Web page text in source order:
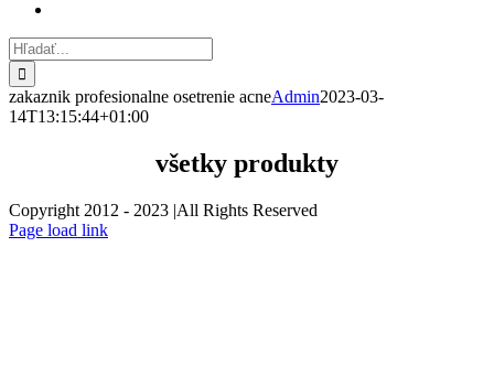
Hľadať:
zakaznik profesionalne osetrenie acneAdmin2023-03-
14T13:15:44+01:00
všetky produkty
Copyright 2012 - 2023 |All Rights Reserved
Facebook
Instagram
Page load link